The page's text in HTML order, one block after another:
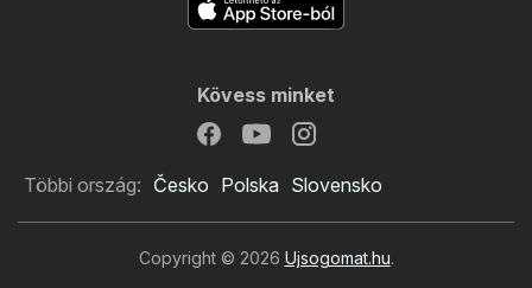
Kövess minket
Többi ország: Česko Polska Slovensko
Copyright © 2026 Ujsogomat.hu.